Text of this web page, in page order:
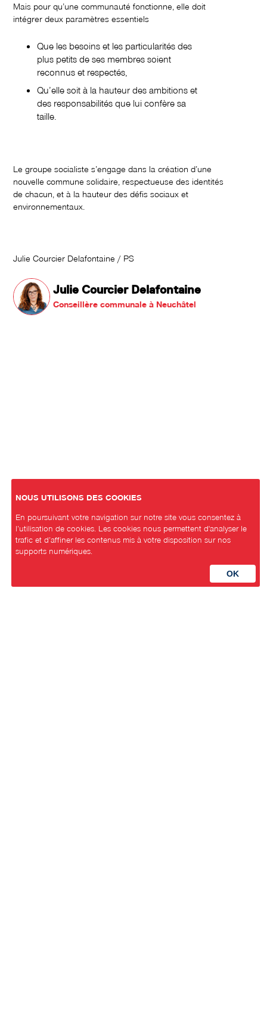
Mais pour qu’une communauté fonctionne, elle doit
intégrer deux paramètres essentiels
Que les besoins et les particularités des
plus petits de ses membres soient
reconnus et respectés,
Qu’elle soit à la hauteur des ambitions et
des responsabilités que lui confère sa
taille.
Le groupe socialiste s’engage dans la création d’une
nouvelle commune solidaire, respectueuse des identités
de chacun, et à la hauteur des défis sociaux et
environnementaux.
Julie Courcier Delafontaine / PS
Julie Courcier Delafontaine
Conseillère communale à Neuchâtel
NOUS UTILISONS DES COOKIES
En poursuivant votre navigation sur notre site vous consentez à
l’utilisation de cookies. Les cookies nous permettent d'analyser le
trafic et d’affiner les contenus mis à votre disposition sur nos
supports numériques.